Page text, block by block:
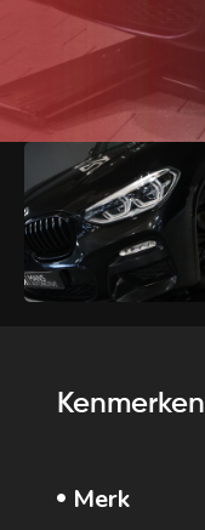
Kenmerken
Merk